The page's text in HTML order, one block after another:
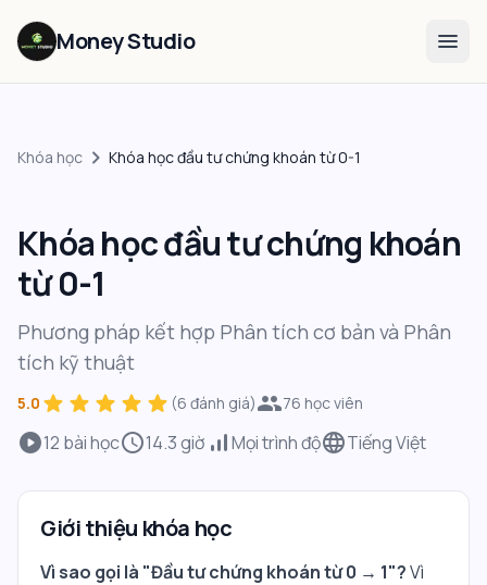
Money Studio menu
Khóa học chevron_right Khóa học đầu tư chứng khoán từ 0-1
local_fire_departmentHOT %
Khóa học đầu tư chứng khoán
từ 0-1
Phương pháp kết hợp Phân tích cơ bản và Phân
tích kỹ thuật
5.0 star star star star star (6 đánh giá)people76 học viên
play_circle12 bài họcschedule14.3giờ signal_cellular_altMọi trình độlanguageTiếng Việt
Giới thiệu khóa học
Vì sao gọi là "Đầu tư chứng khoán từ 0 → 1"?Vì